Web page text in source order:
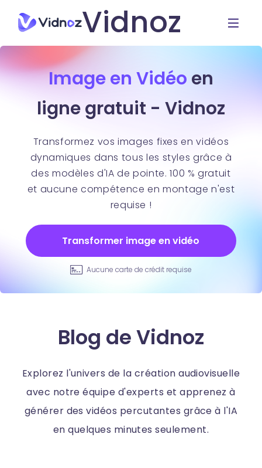
Vidnoz
Image en Vidéo en
ligne gratuit - Vidnoz
Transformez vos images fixes en vidéos
dynamiques dans tous les styles grâce à
des modèles d'IA de pointe. 100 % gratuit
et aucune compétence en montage n'est
requise !
Transformer image en vidéo
Aucune carte de crédit requise
Blog de Vidnoz
Explorez l'univers de la création audiovisuelle
avec notre équipe d'experts et apprenez à
générer des vidéos percutantes grâce à l'IA
en quelques minutes seulement.